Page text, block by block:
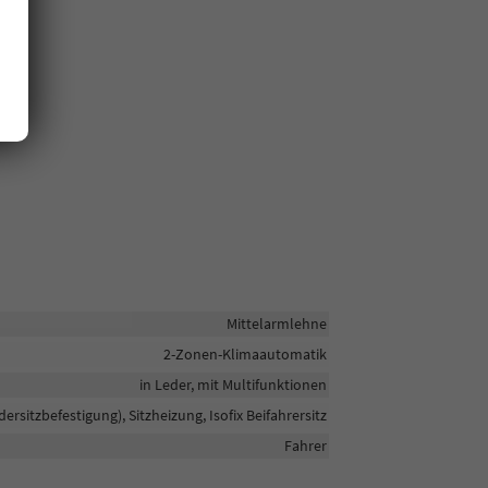
Mittelarmlehne
2-Zonen-Klimaautomatik
in Leder, mit Multifunktionen
Sitzheizung, Isofix Beifahrersitz
Fahrer